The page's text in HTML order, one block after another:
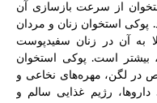
از سرعت بازسازی آن
پوکی استخوان زنان و مردان
به آن در زنان سفیدپوست
بیشتر است. پوکی استخوان
لگن، مهره‌های نخاعی و
رژیم غذایی سالم و